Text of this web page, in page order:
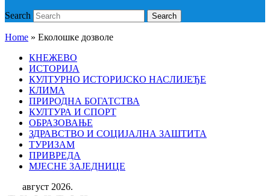
Search Search
Home » Еколошке дозволе
КНЕЖЕВО
ИСТОРИЈА
КУЛТУРНО ИСТОРИЈСКО НАСЛИЈЕЂЕ
КЛИМА
ПРИРОДНА БОГАТСТВА
КУЛТУРА И СПОРТ
ОБРАЗОВАЊЕ
ЗДРАВСТВО И СОЦИЈАЛНА ЗАШТИТА
ТУРИЗАМ
ПРИВРЕДА
МЈЕСНЕ ЗАЈЕДНИЦЕ
август 2026.